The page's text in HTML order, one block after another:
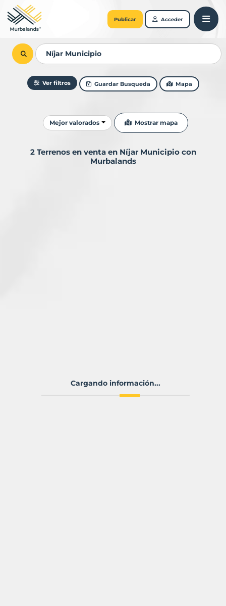
Publicar Acceder
Ver filtros Guardar Busqueda Mapa
Ordenar resultados
Mejor valorados Mostrar mapa
2 Terrenos en venta en Níjar Municipio con
Murbalands
Cargando información...